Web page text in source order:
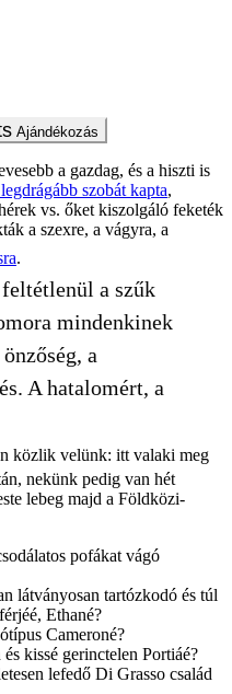
Ajándékozás
a gazdag, és a hiszti is
szobát kapta,
vs. őket kiszolgáló feketék
a szexre, a vágyra, a
.
a szűk
mindenkinek
a
A hatalomért, a
közlik velünk: itt valaki meg
nekünk pedig van hét
lebeg majd a Földközi-
pofákat vágó
látványosan tartózkodó és túl
Ethané?
Cameroné?
kissé gerinctelen Portiáé?
lefedő Di Grasso család